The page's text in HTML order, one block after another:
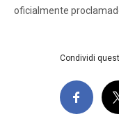
oficialmente
Condividi